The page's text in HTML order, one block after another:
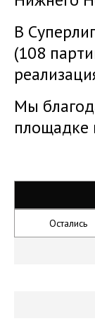
В
(108
Мы
площадке
Остались